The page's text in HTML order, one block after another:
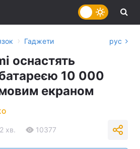
› Гаджети рус
оснастять
10 000
екраном
2 хв. 10377